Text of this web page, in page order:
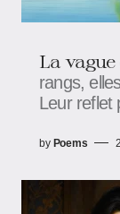
La vague
rangs,
Leur reflet
by Poems